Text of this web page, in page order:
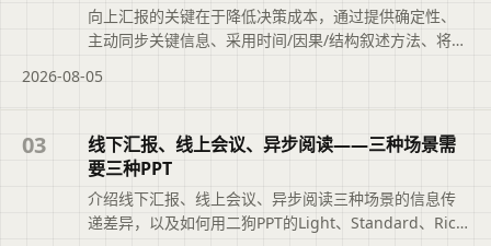
向上汇报的关键在于降低决策成本，通过提供确定性、
主动同步关键信息、采用时间/因果/结构叙述方法、将问
介绍二狗PPT辅助整理结构化初稿。
2026-08-05
03
线下汇报、线上会议、异步阅读——三种场景需
要三种PPT
介绍线下汇报、线上会议、异步阅读三种场景的信息传
递差异，以及如何用二狗PPT的Light、Standard、Rich